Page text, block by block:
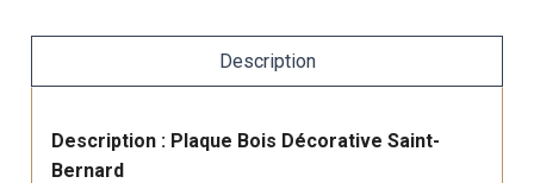
Description
Description : Plaque Bois Décorative Saint-
Bernard